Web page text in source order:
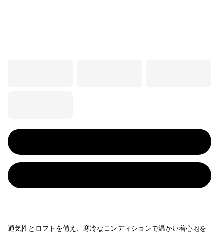
通気性とロフトを備え、寒冷なコンディションで温かい着心地を